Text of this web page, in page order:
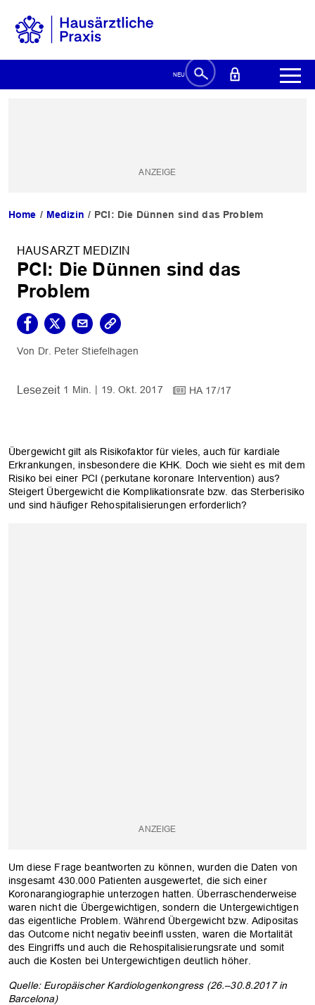
Home Medizin PCI: Die Dünnen sind das Problem
HAUSARZT MEDIZIN
PCI: Die Dünnen sind das
Problem
Dr. Peter Stiefelhagen
1 Min. 19. Okt. 2017 HA 17/17
Übergewicht gilt als Risikofaktor für vieles, auch für kardiale
Erkrankungen, insbesondere die KHK. Doch wie sieht es mit dem
Risiko bei einer PCI (perkutane koronare Intervention) aus?
Steigert Übergewicht die Komplikationsrate bzw. das Sterberisiko
und sind häufiger Rehospitalisierungen erforderlich?
Um diese Frage beantworten zu können, wurden die Daten von
insgesamt 430.000 Patienten ausgewertet, die sich einer
Koronarangiographie unterzogen hatten. Überraschenderweise
waren nicht die Übergewichtigen, sondern die Untergewichtigen
das eigentliche Problem. Während Übergewicht bzw. Adipositas
das Outcome nicht negativ beeinfl ussten, waren die Mortalität
des Eingriffs und auch die Rehospitalisierungsrate und somit
auch die Kosten bei Untergewichtigen deutlich höher.
Quelle: Europäischer Kardiologenkongress (26.–30.8.2017 in
Barcelona)